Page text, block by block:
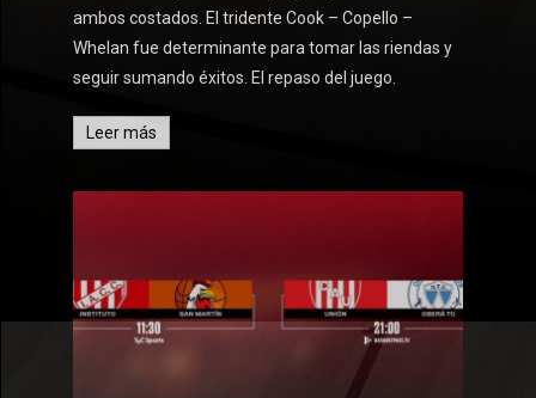
ambos costados. El tridente Cook – Copello –
Whelan fue determinante para tomar las riendas y
seguir sumando éxitos. El repaso del juego.
Leer más